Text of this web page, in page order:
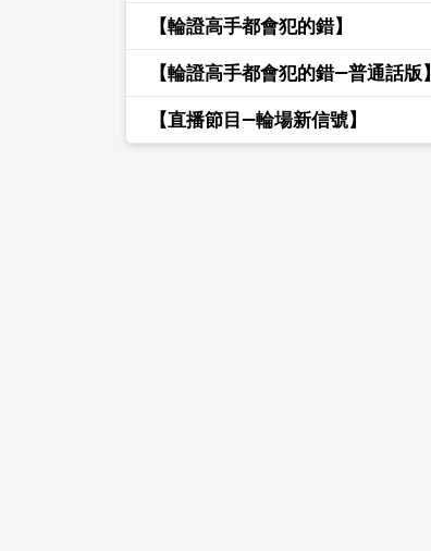
【輪證高手都會犯的錯】
【輪證高手都會犯的錯—普通話版】
【直播節目—輪場新信號】